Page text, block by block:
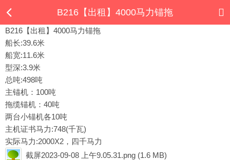
B216【出租】4000马力锚拖
B216【出租】4000马力锚拖
船长:39.6米
船宽:11.6米
型深:3.9米
总吨:498吨
主锚机：100吨
拖缆锚机：40吨
两台小锚机各10吨
主机证书马力:748(千瓦)
实际马力:2000X2，四千马力
截屏2023-09-08 上午9.05.31.png (1.6 MB)